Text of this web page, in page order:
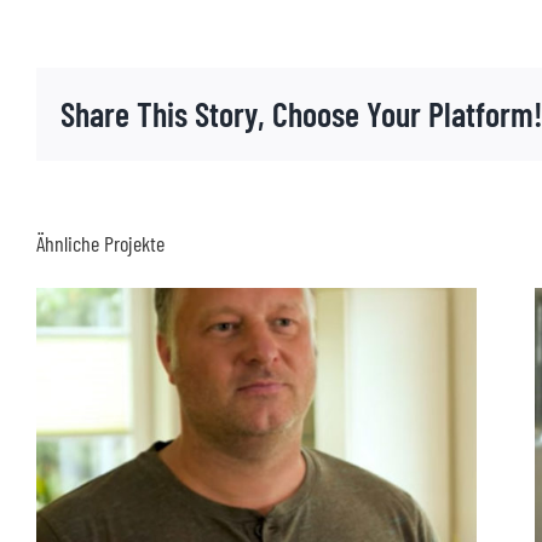
Share This Story, Choose Your Platform!
Ähnliche Projekte